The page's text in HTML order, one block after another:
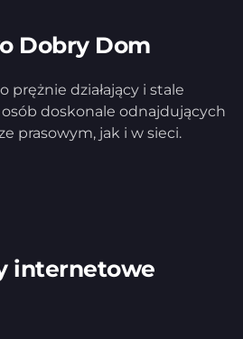
Dobry Dom
prężnie działający i stale
osób doskonale odnajdujących
prasowym, jak i w sieci.
internetowe